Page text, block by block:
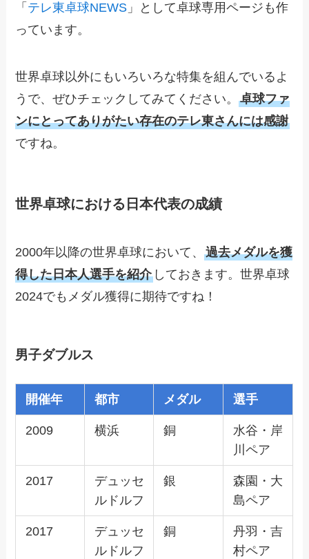
「 テレ東卓球NEWS 」として卓球専用ページも作
っています。
世界卓球以外にもいろいろな特集を組んでいるよ
うで、ぜひチェックしてみてください。卓球ファ
ンにとってありがたい存在のテレ東さんには感謝
ですね。
世界卓球における日本代表の成績
2000年以降の世界卓球において、過去メダルを獲
得した日本人選手を紹介 しておきます。世界卓球
2024でもメダル獲得に期待ですね！
男子ダブルス
開催年 都市 メダル 選手
2009 横浜 銅
水谷・岸
川ペア
2017
デュッセ
ルドルフ
銀
森園・大
島ペア
2017
デュッセ
ルドルフ
銅
丹羽・吉
村ペア